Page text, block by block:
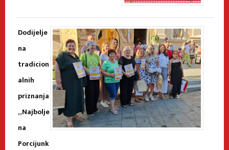
Dodijelje
na
tradicion
alnih
priznanja
„Najbolje
na
Porcijunk